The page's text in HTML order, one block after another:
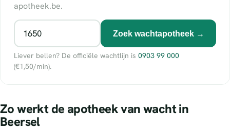
apotheek.be.
Zoek wachtapotheek →
Liever bellen? De officiële wachtlijn is 0903 99 000
(€1,50/min).
Zo werkt de apotheek van wacht in
Beersel